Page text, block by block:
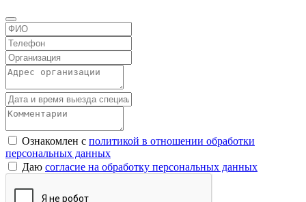
Ознакомлен с политикой в отношении обработки
персональных данных
Даю согласие на обработку персональных данных